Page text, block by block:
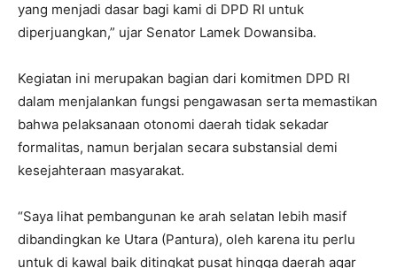
yang menjadi dasar bagi kami di DPD RI untuk
diperjuangkan,” ujar Senator Lamek Dowansiba.
Kegiatan ini merupakan bagian dari komitmen DPD RI
dalam menjalankan fungsi pengawasan serta memastikan
bahwa pelaksanaan otonomi daerah tidak sekadar
formalitas, namun berjalan secara substansial demi
kesejahteraan masyarakat.
“Saya lihat pembangunan ke arah selatan lebih masif
dibandingkan ke Utara (Pantura), oleh karena itu perlu
untuk di kawal baik ditingkat pusat hingga daerah agar